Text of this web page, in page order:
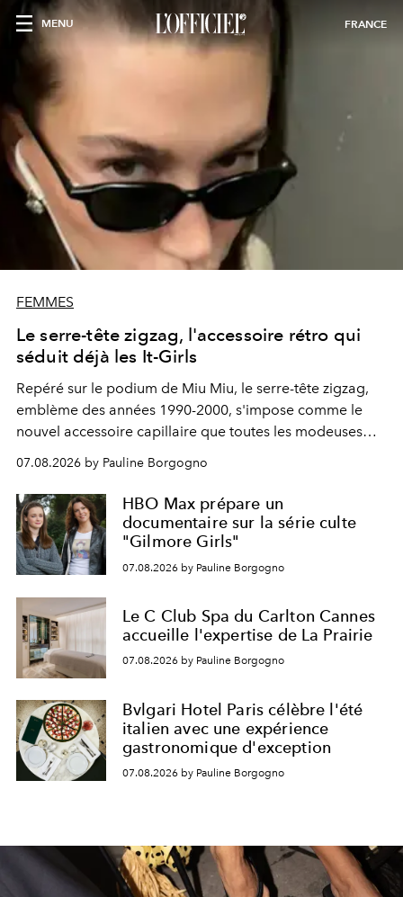
MENU FRANCE
FEMMES
Le serre-tête zigzag, l'accessoire rétro qui
séduit déjà les It-Girls
Repéré sur le podium de Miu Miu, le serre-tête zigzag,
emblème des années 1990-2000, s'impose comme le
nouvel accessoire capillaire que toutes les modeuses
s'arrachent déjà.
07.08.2026 by Pauline Borgogno
HBO Max prépare un
documentaire sur la série culte
"Gilmore Girls"
07.08.2026 by Pauline Borgogno
Le C Club Spa du Carlton Cannes
accueille l'expertise de La Prairie
07.08.2026 by Pauline Borgogno
Bvlgari Hotel Paris célèbre l'été
italien avec une expérience
gastronomique d'exception
07.08.2026 by Pauline Borgogno